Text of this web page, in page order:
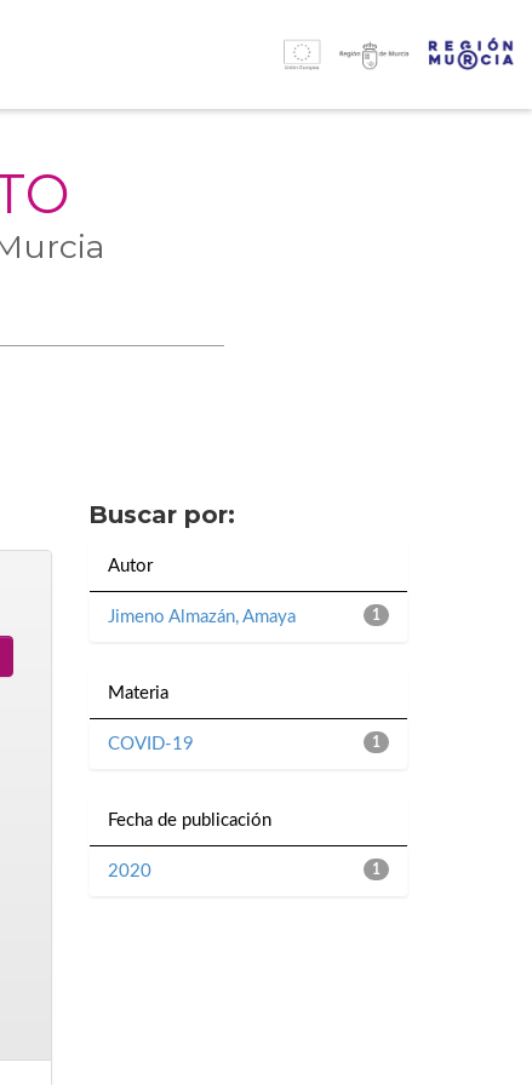
Buscar por:
Autor
1
Jimeno Almazán, Amaya
Materia
1
COVID-19
Fecha de publicación
1
2020